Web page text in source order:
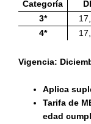
Categoría
3*
4*
Vigencia:
Aplica
Tarifa de
edad